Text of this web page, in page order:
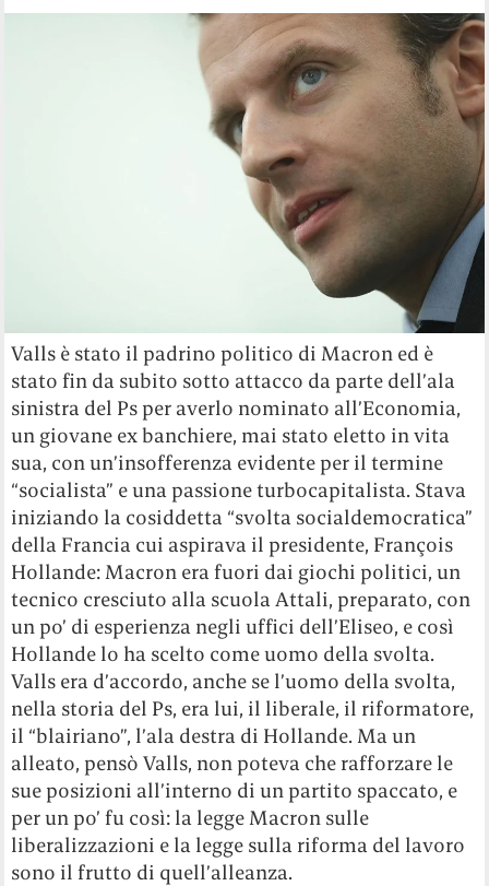
Valls è stato il padrino politico di Macron ed è
stato fin da subito sotto attacco da parte dell’ala
sinistra del Ps per averlo nominato all’Economia,
un giovane ex banchiere, mai stato eletto in vita
sua, con un’insofferenza evidente per il termine
“socialista” e una passione turbocapitalista. Stava
iniziando la cosiddetta “svolta socialdemocratica”
della Francia cui aspirava il presidente, François
Hollande: Macron era fuori dai giochi politici, un
tecnico cresciuto alla scuola Attali, preparato, con
un po’ di esperienza negli uffici dell’Eliseo, e così
Hollande lo ha scelto come uomo della svolta.
Valls era d’accordo, anche se l’uomo della svolta,
nella storia del Ps, era lui, il liberale, il riformatore,
il “blairiano”, l’ala destra di Hollande. Ma un
alleato, pensò Valls, non poteva che rafforzare le
sue posizioni all’interno di un partito spaccato, e
per un po’ fu così: la legge Macron sulle
liberalizzazioni e la legge sulla riforma del lavoro
sono il frutto di quell’alleanza.